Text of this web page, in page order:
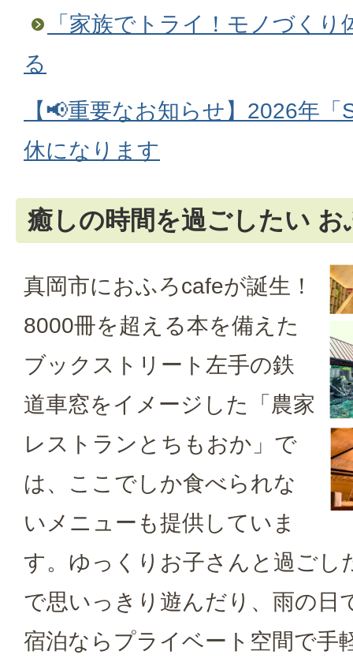
「家族でトライ！モノづく
る
【📢重要なお知らせ】2026年
休になります
癒しの時間を過ごしたい
真岡市におふろcafeが誕生！
8000冊を超える本を備えた
ブックストリート左手の鉄
道車窓をイメージした「農家
レストランとちもおか」で
は、ここでしか食べられな
いメニューも提供していま
す。ゆっくりお子さんと過ごし
で思いっきり遊んだり、雨の日
宿泊ならプライベート空間で手